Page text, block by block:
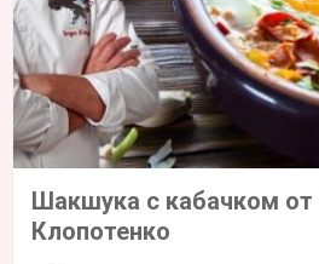
Шакшука с кабачком от
Клопотенко